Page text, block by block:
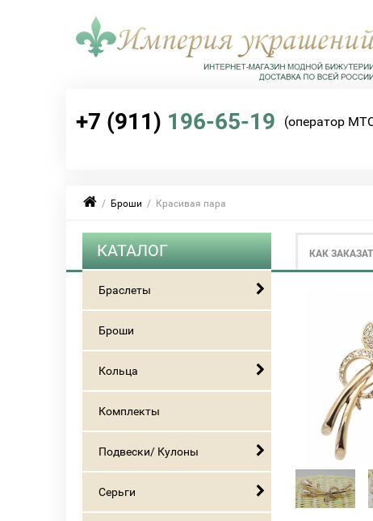
+7 (911) 196-65-19 (оператор
/ Броши / Красивая пара
КАК
КАТАЛОГ
Браслеты
Броши
Кольца
Комплекты
Подвески/ Кулоны
Серьги